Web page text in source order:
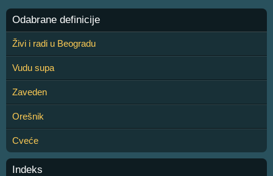
Odabrane definicije
Živi i radi u Beogradu
Vudu supa
Zaveden
Orešnik
Cveće
Indeks